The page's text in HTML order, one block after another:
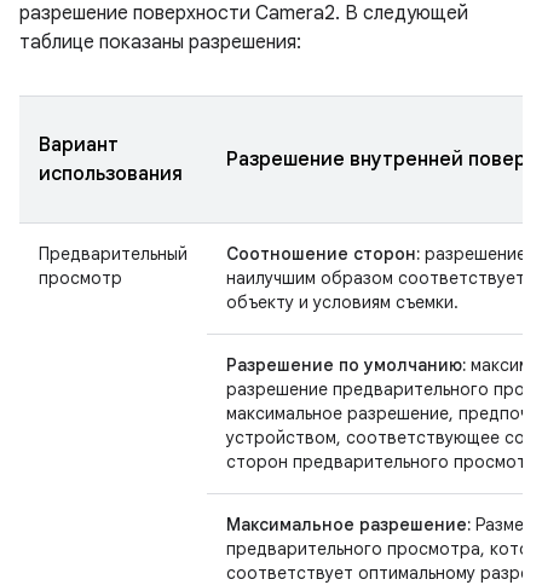
разрешение поверхности Camera2. В следующей
таблице показаны разрешения:
Вариант
использования
Разрешение внутренней
Предварительный
просмотр
Соотношение сторон: разрешение,
наилучшим образом соответствует
объекту и условиям съемки.
Разрешение по умолчанию:
разрешение предварительного
максимальное разрешение,
устройством, соответствующее
сторон предварительного
Максимальное разрешение: Размер
предварительного просмотра,
соответствует оптимальному